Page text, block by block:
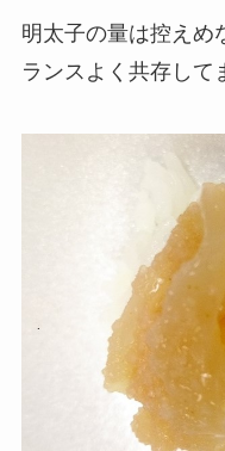
明太子の量は控えめ
ランスよく共存して